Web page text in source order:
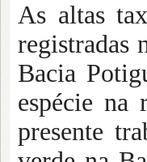
As altas
registradas
Bacia
espécie na
presente